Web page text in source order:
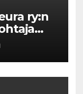
ry:n
ka­